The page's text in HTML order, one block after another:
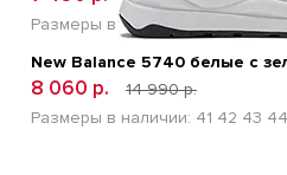
Размеры в наличии:41 42 43 44
New Balance 5740 белые с
8 060 р.
14 990 р.
Размеры в наличии: 41 42 43 44